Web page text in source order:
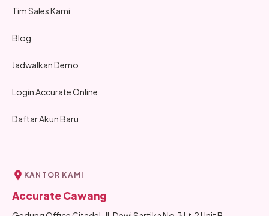
Tim Sales Kami
Blog
Jadwalkan Demo
Login Accurate Online
Daftar Akun Baru
KANTOR KAMI
Accurate Cawang